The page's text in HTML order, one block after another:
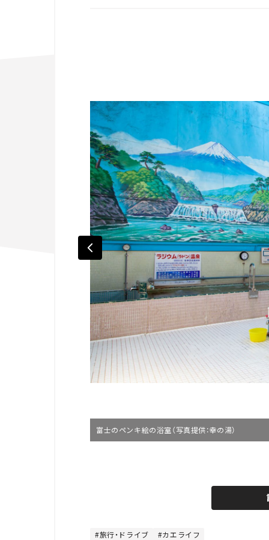
富士のペンキ絵の浴室（写真提供：幸の湯）
旅行・ドライブ カエライフ